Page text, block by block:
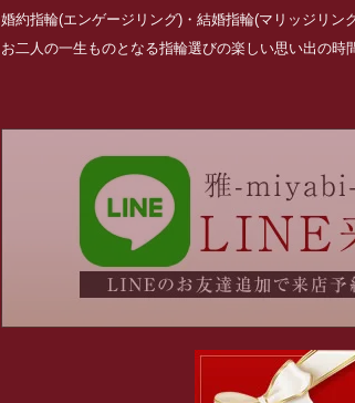
婚約指輪(エンゲージリング)・結婚指輪(マリッジリン
お二人の一生ものとなる指輪選びの楽しい思い出の時